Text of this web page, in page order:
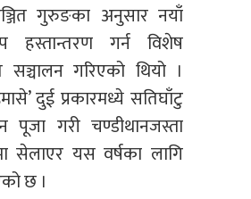
गुरुङका अनुसार नयाँ
हस्तान्तरण गर्न विशेष
सञ्चालन गरिएको थियो ।
दुई प्रकारमध्ये सतिघाँटु
पूजा गरी चण्डीथानजस्ता
सेलाएर यस वर्षका लागि
छ ।